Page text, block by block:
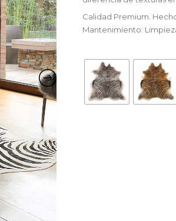
Calidad Premium.
Mantenimiento: